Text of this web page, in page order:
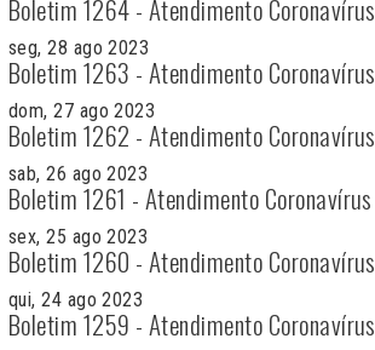
Boletim 1264 - Atendimento Coronavírus
seg, 28 ago 2023
Boletim 1263 - Atendimento Coronavírus
dom, 27 ago 2023
Boletim 1262 - Atendimento Coronavírus
sab, 26 ago 2023
Boletim 1261 - Atendimento Coronavírus
sex, 25 ago 2023
Boletim 1260 - Atendimento Coronavírus
qui, 24 ago 2023
Boletim 1259 - Atendimento Coronavírus